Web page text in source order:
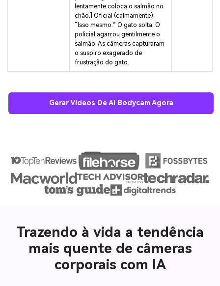
lentamente coloca o salmão no
chão.] Oficial (calmamente):
“Isso mesmo.” O gato solta. O
policial agarrou gentilmente o
salmão. As câmeras capturaram
o suspiro exagerado de
frustração do gato.
Gerar Vídeos De AI Bodycam Agora
Trazendo à vida a tendência
mais quente de câmeras
corporais com IA